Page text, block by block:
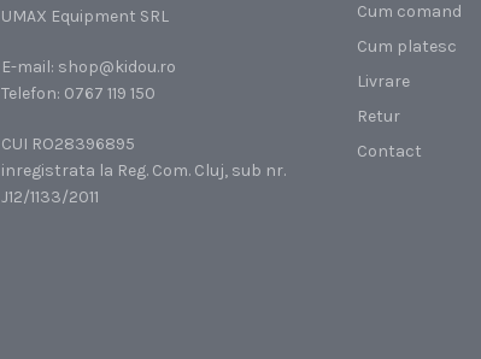
UMAX Equipment SRL
E-mail: shop@kidou.ro
Telefon: 0767 119 150
CUI RO28396895
inregistrata la Reg. Com. Cluj, sub nr.
J12/1133/2011
Cum comand
Cum platesc
Livrare
Retur
Contact